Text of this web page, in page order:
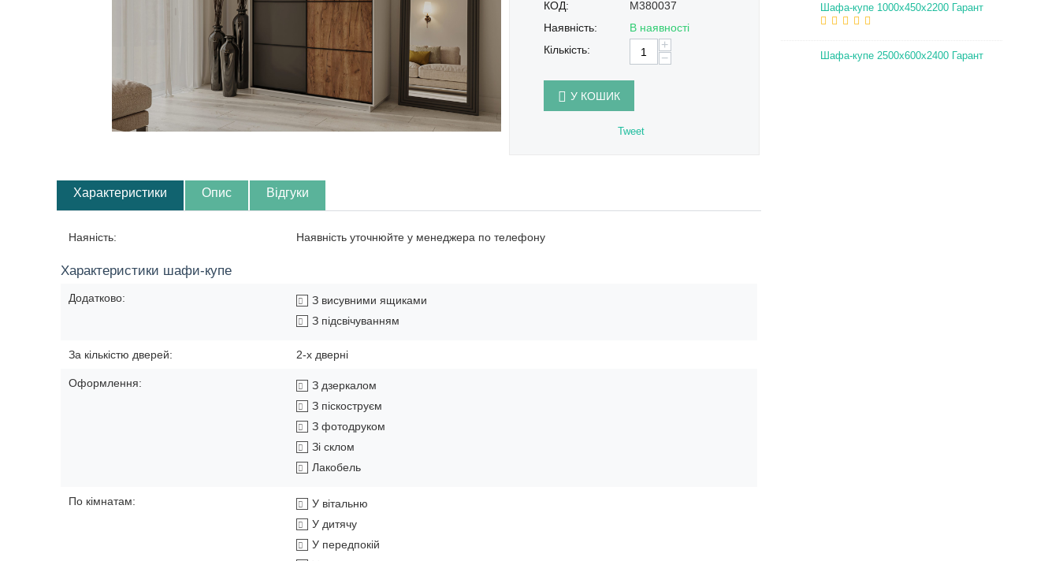
КОД:
M380037
Наявність:
В наявності
Кількість:
+
−
У КОШИК
Tweet
Характеристики Опис Відгуки
Наяність: Наявність уточнюйте у менеджера по телефону
Характеристики шафи-купе
Додатково:
З висувними ящиками
З підсвічуванням
За кількістю дверей: 2-х дверні
Оформлення:
З дзеркалом
З піскоструєм
З фотодруком
Зі склом
Лакобель
По кімнатам:
У вітальню
У дитячу
У передпокій
Шафа-купе 1000х450х2200 Гарант
Шафа-купе 2500х600х2400 Гарант